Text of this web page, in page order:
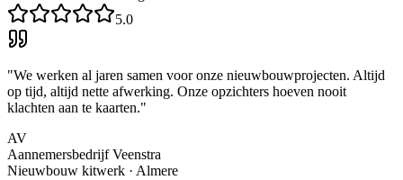
5.0
"We werken al jaren samen voor onze nieuwbouwprojecten. Altijd
op tijd, altijd nette afwerking. Onze opzichters hoeven nooit
klachten aan te kaarten."
AV
Aannemersbedrijf Veenstra
Nieuwbouw kitwerk · Almere